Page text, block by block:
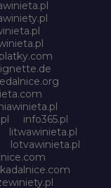
edalnice.org
info365.pl
litwawinieta.pl
lotvawinieta.pl